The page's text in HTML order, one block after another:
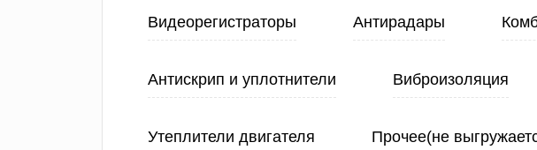
Видеорегистраторы Антирадары
Антискрип и уплотнители Виброизоляция
Утеплители двигателя Прочее(не